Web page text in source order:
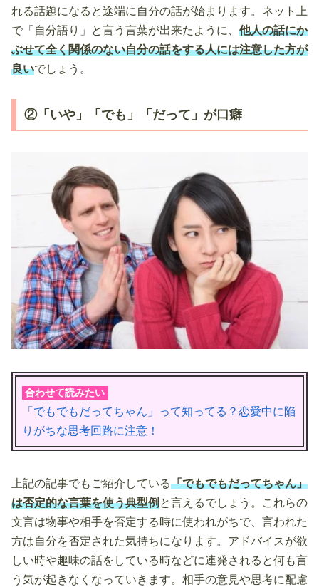
れる話題になると途端に自分の話が始まります。ネット上
で「自分語り」と言う言葉が出来たように、 他人の話にか
ぶせて全く関係のない自分の話をする人には注意した方が
良いでしょう。
②「いや」「でも」「だって」が口癖
合わせて読みたい
「でもでもだってちゃん」って知ってる？恋愛中に陥
りがちな思考回路に注意！
上記の記事でもご紹介している「でもでもだってちゃん」
は否定的な言葉を使う典型例と言えるでしょう。これらの
文言は物事や相手を否定する時に使われがちで、言われた
方は自分を否定された気持ちになります。アドバイスが欲
しい時や趣味の話をしている時などに連発されると何も言
う気が起きなくなっていきます。相手の意見や思考に配慮